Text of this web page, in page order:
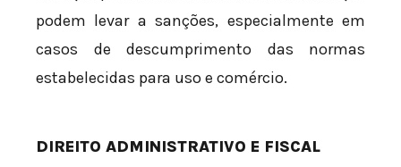
podem levar a sanções, especialmente em
casos de descumprimento das normas
estabelecidas para uso e comércio.
DIREITO ADMINISTRATIVO E FISCAL